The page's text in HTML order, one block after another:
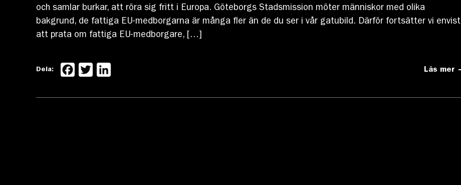
och samlar burkar, att röra sig fritt i Europa. Göteborgs Stadsmission möter människor med olika
bakgrund, de fattiga EU-medborgarna är många fler än de du ser i vår gatubild. Därför fortsätter vi envist
att prata om fattiga EU-medborgare, […]
Läs mer
Dela: Facebook
Twitter